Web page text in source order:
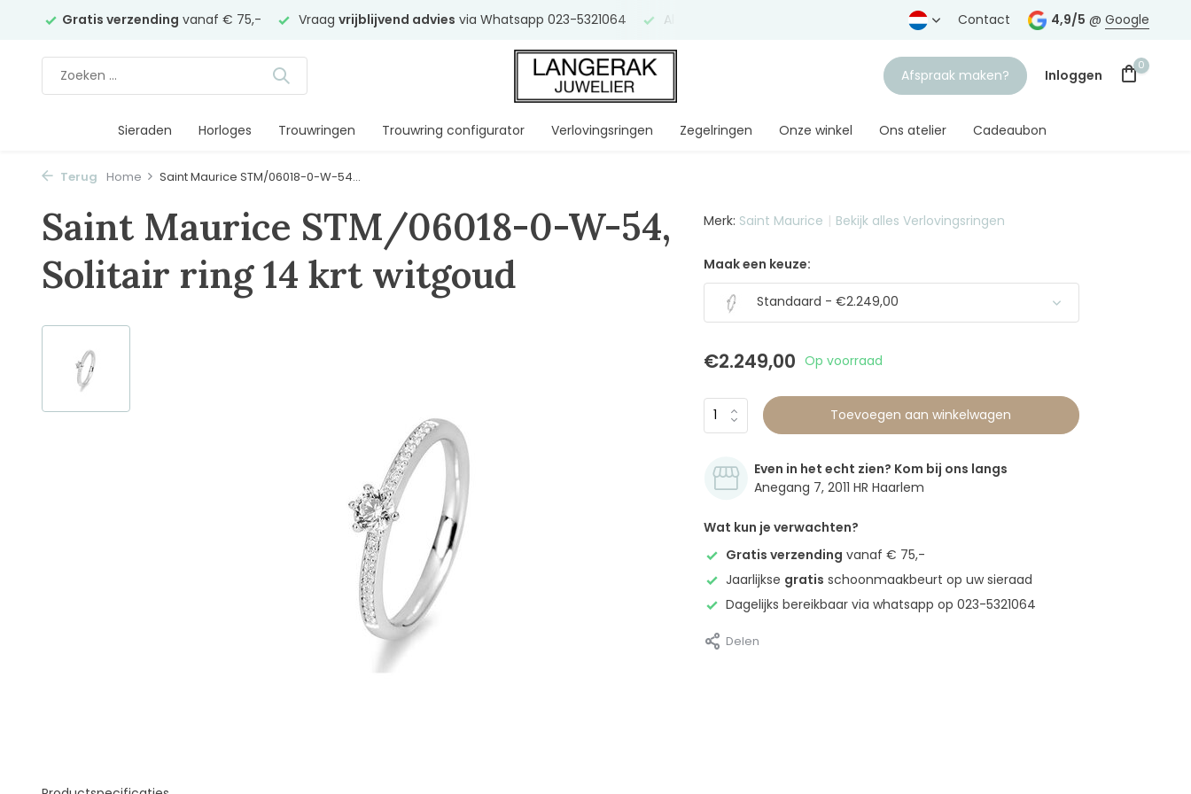
Gratis verzending vanaf € 75,- Vraag vrijblijvend advies via Whatsapp 023-5321064 Al Gratis verzending vanaf € 75,-
Contact 4,9/5 @ Google
Afspraak maken? Inloggen
0
Sieraden Horloges Trouwringen Trouwring configurator Verlovingsringen Zegelringen Onze winkel Ons atelier Cadeaubon
Terug Home Saint Maurice STM/06018-0-W-54...
Saint Maurice STM/06018-0-W-54,
Solitair ring 14 krt witgoud
Merk: Saint Maurice Bekijk alles Verlovingsringen
Maak een keuze:
Standaard - €2.249,00
€2.249,00 Op voorraad
Toevoegen aan winkelwagen
Even in het echt zien? Kom bij ons langs
Anegang 7, 2011 HR Haarlem
Wat kun je verwachten?
Gratis verzending vanaf € 75,-
Jaarlijkse gratis schoonmaakbeurt op uw sieraad
Dagelijks bereikbaar via whatsapp op 023-5321064
Delen